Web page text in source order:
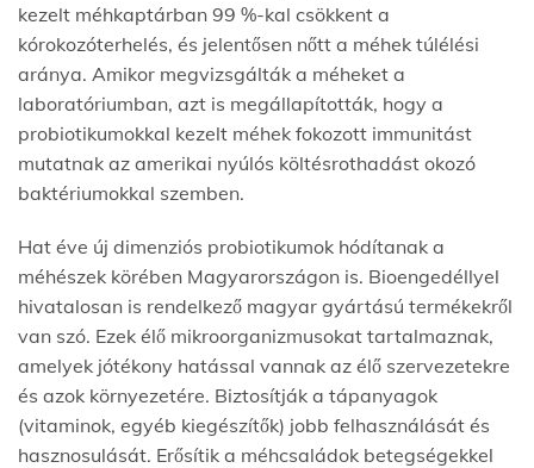
kezelt méhkaptárban 99 %-kal csökkent a
kórokozóterhelés, és jelentősen nőtt a méhek túlélési
aránya. Amikor megvizsgálták a méheket a
laboratóriumban, azt is megállapították, hogy a
probiotikumokkal kezelt méhek fokozott immunitást
mutatnak az amerikai nyúlós költésrothadást okozó
baktériumokkal szemben.
Hat éve új dimenziós probiotikumok hódítanak a
méhészek körében Magyarországon is. Bioengedéllyel
hivatalosan is rendelkező magyar gyártású termékekről
van szó. Ezek élő mikroorganizmusokat tartalmaznak,
amelyek jótékony hatással vannak az élő szervezetekre
és azok környezetére. Biztosítják a tápanyagok
(vitaminok, egyéb kiegészítők) jobb felhasználását és
hasznosulását. Erősítik a méhcsaládok betegségekkel